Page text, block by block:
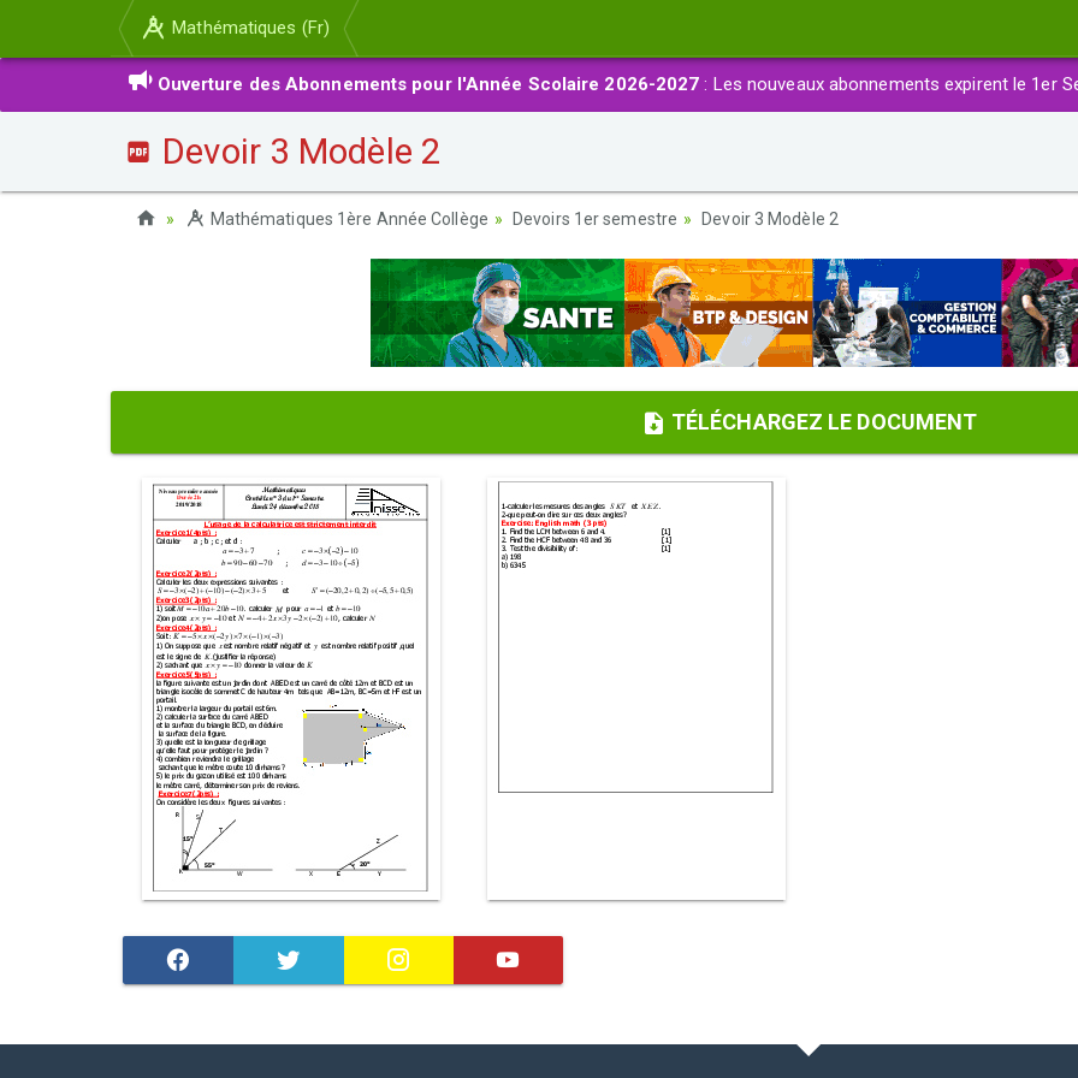
Mathématiques (Fr)
Ouverture des Abonnements pour l'Année Scolaire 2026-2027 : Les nouveaux abonnements expirent le 1er
Devoir 3 Modèle 2
Mathématiques 1ère Année Collège Devoirs 1er semestre Devoir 3 Modèle 2
TÉLÉCHARGEZ LE DOCUMENT